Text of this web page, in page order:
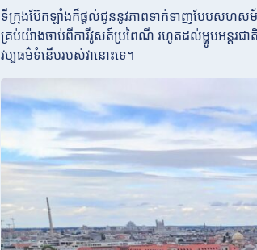
ទីក្រុងប៊ែកឡាំងក៏ផ្តល់ជូននូវភាពទាក់ទាញបែបសហសម័យ
គ្រប់យ៉ាងចាប់ពីការីវូសត៍ប្រពៃណី រហូតដល់ម្ហូបអន្តរជាតិ
វប្បធម៌ទំនើបរបស់វានោះទេ។